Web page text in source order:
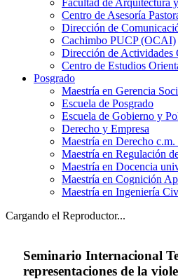
Facultad de Arquitectura
Centro de Asesoría
Dirección de
Cachimbo PUCP (OCAI)
Dirección de Actividades
Centro de Estudios
Posgrado
Maestría en Gerencia
Escuela de Posgrado
Escuela de Gobierno y
Derecho y Empresa
Maestría en Derecho
Maestría en Regulación
Maestría en Docencia
Maestría en Cognición
Maestría en Ingeniería
Cargando el Reproductor...
Seminario Internacional
representaciones de la